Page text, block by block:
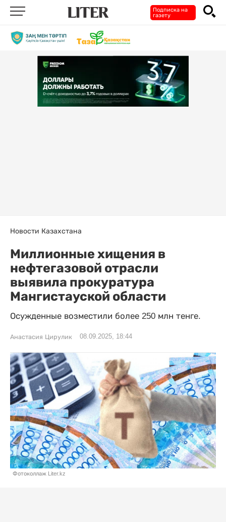
Подписка на
газету
Новости Казахстана
Миллионные хищения в
нефтегазовой отрасли
выявила прокуратура
Мангистауской области
Осужденные возместили более 250 млн тенге.
Анастасия Цирулик 08.09.2025, 18:44
Фотоколлаж Liter.kz